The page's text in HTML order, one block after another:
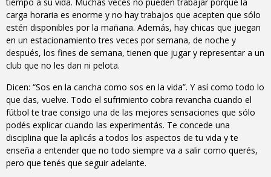
carga horaria es enorme y no hay trabajos que acepten que sólo
estén disponibles por la mañana. Además, hay chicas que juegan
en un estacionamiento tres veces por semana, de noche y
después, los fines de semana, tienen que jugar y representar a un
club que no les dan ni pelota.
Dicen: “Sos en la cancha como sos en la vida”. Y así como todo lo
que das, vuelve. Todo el sufrimiento cobra revancha cuando el
fútbol te trae consigo una de las mejores sensaciones que sólo
podés explicar cuando las experimentás. Te concede una
disciplina que la aplicás a todos los aspectos de tu vida y te
enseña a entender que no todo siempre va a salir como querés,
pero que tenés que seguir adelante.